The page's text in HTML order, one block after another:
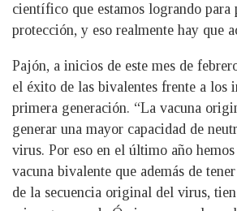
científico que estamos logrando
protección, y eso realmente hay que
Pajón, a inicios de este mes de
el éxito de las bivalentes frente a los
primera generación. “La vacuna
generar una mayor capacidad de
virus. Por eso en el último año
vacuna bivalente que además de
de la secuencia original del virus,